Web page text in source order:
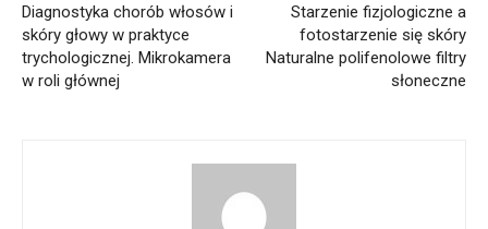
Diagnostyka chorób włosów i
skóry głowy w praktyce
trychologicznej. Mikrokamera
w roli głównej
Starzenie fizjologiczne a
fotostarzenie się skóry
Naturalne polifenolowe filtry
słoneczne